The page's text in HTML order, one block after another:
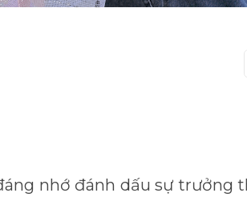
nhớ đánh dấu sự trưởng